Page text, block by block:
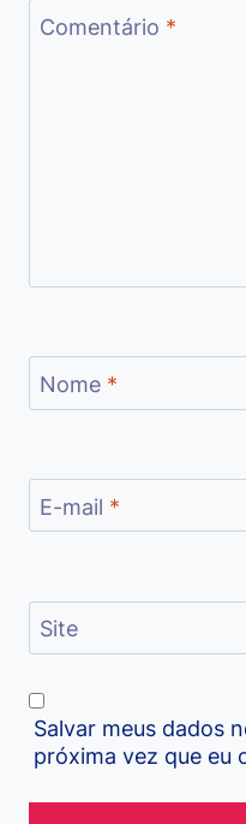
Comentário *
Nome *
E-mail *
Site
Salvar meus dados
próxima vez que eu